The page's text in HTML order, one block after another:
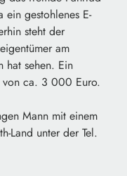
ein gestohlenes E-
steht der
am
hat sehen. Ein
von ca. 3 000 Euro.
Mann mit einem
Land unter der Tel.